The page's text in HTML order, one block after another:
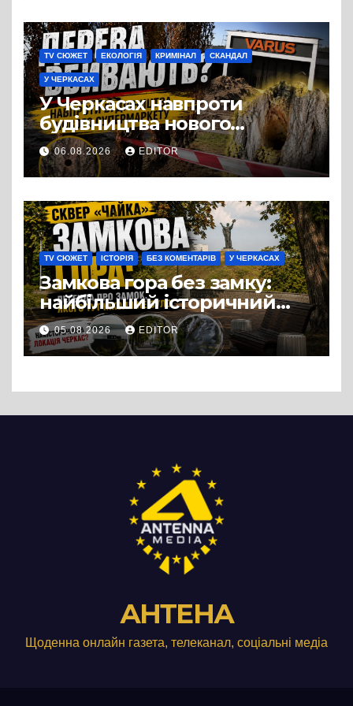
TV СЮЖЕТ ЕКОЛОГІЯ КРИМІНАЛ СКАНДАЛ
У ЧЕРКАСАХ
У Черкасах навпроти
будівництва нового
супермаркету VARUS на
проспекті Перемоги всохли
дерева. І це навряд чи
можна назвати
випадковістю
06.08.2026 EDITOR
TV СЮЖЕТ ІСТОРІЯ БЕЗ КОМЕНТАРІВ У ЧЕРКАСАХ
Замкова гора без замку:
найбільший історичний
міф Черкас
05.08.2026 EDITOR
АНТЕНА
Щоденна онлайн газета, телеканал, соціальні медіа